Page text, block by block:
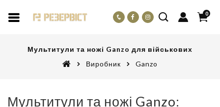
0
Мультитули та ножі Ganzo для військових
Виробник
Ganzo
Мультитули та ножі Ganzo: